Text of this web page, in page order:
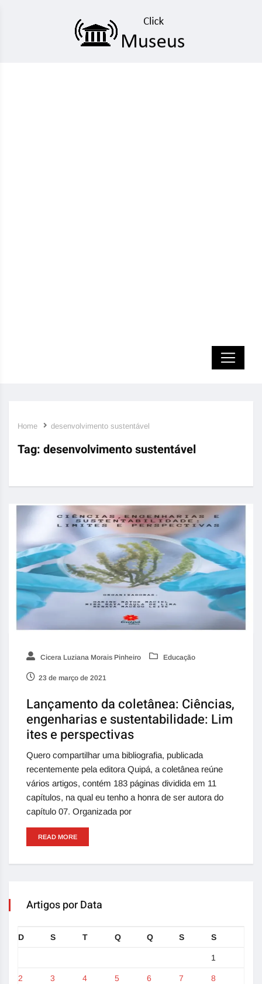
Home desenvolvimento sustentável
Tag: desenvolvimento sustentável
Cicera Luziana Morais Pinheiro Educação
23 de março de 2021
Lançamento da coletânea: Ciências,
engenharias e sustentabilidade: Lim
ites e perspectivas
Quero compartilhar uma bibliografia, publicada
recentemente pela editora Quipá, a coletânea reúne
vários artigos, contém 183 páginas dividida em 11
capítulos, na qual eu tenho a honra de ser autora do
capítulo 07. Organizada por
READ MORE
Artigos por Data
D S T Q Q S S
1
2 3 4 5 6 7 8